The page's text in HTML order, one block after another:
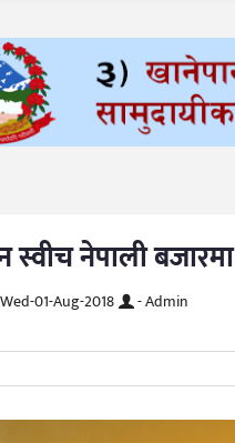
स्वीच नेपाली बजारमा
Wed-01-Aug-2018 - Admin